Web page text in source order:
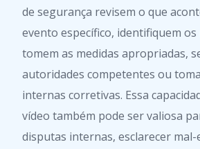
de segurança revisem o que
evento específico, identifiquem
tomem as medidas apropriadas,
autoridades competentes ou
internas corretivas. Essa
vídeo também pode ser valiosa
disputas internas, esclarecer